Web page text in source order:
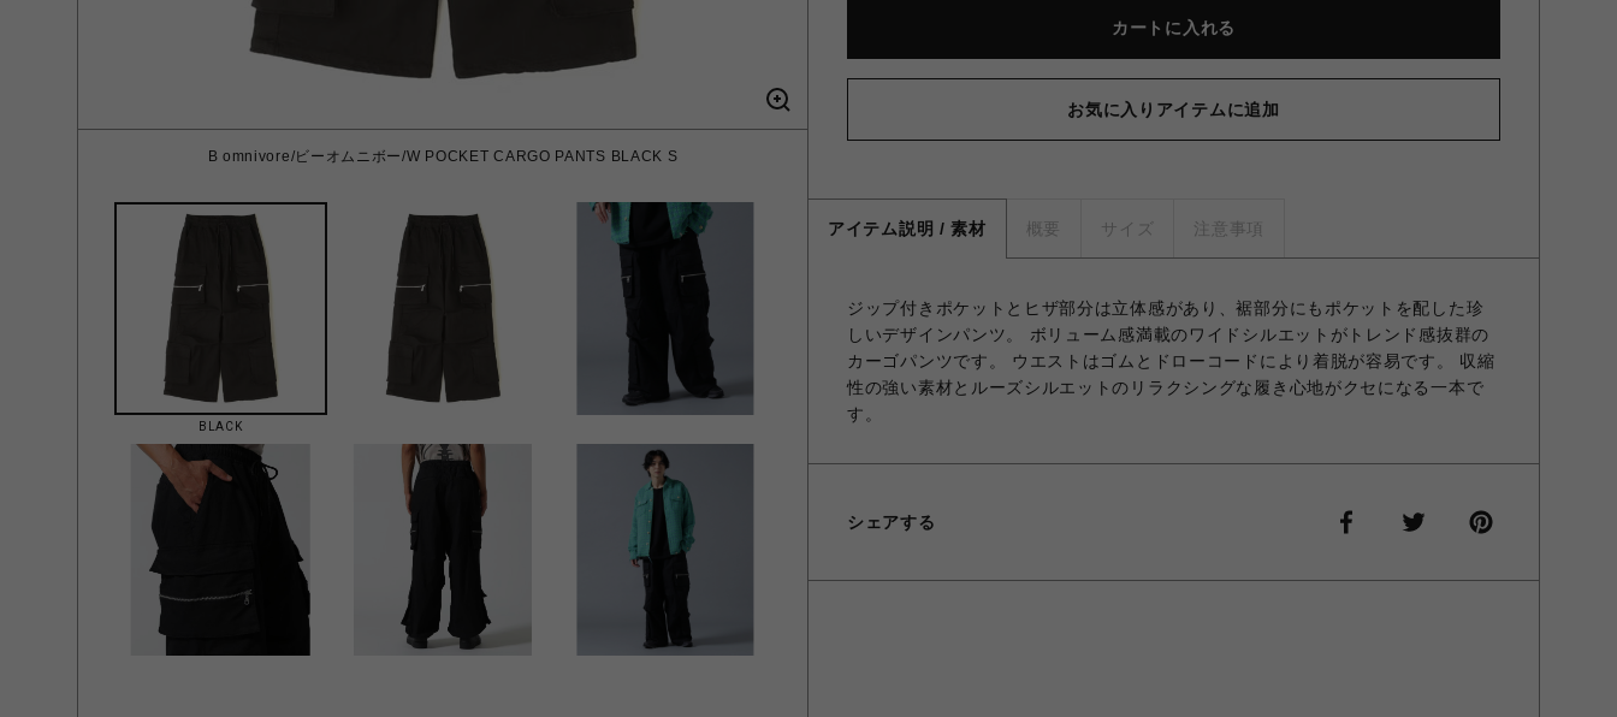
B omnivore/ビーオムニボー/W POCKET CARGO PANTS BLACK S
BLACK
カートに入れる
お気に入りアイテムに追加
アイテム説明 / 素材 概要 サイズ 注意事項
ジップ付きポケットとヒザ部分は立体感があり、裾部分にもポケットを配した珍
しいデザインパンツ。 ボリューム感満載のワイドシルエットがトレンド感抜群の
カーゴパンツです。 ウエストはゴムとドローコードにより着脱が容易です。 収縮
性の強い素材とルーズシルエットのリラクシングな履き心地がクセになる一本で
す。
シェアする